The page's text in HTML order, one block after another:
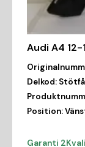
Audi A4
Delkod:
Position:
Garanti 2